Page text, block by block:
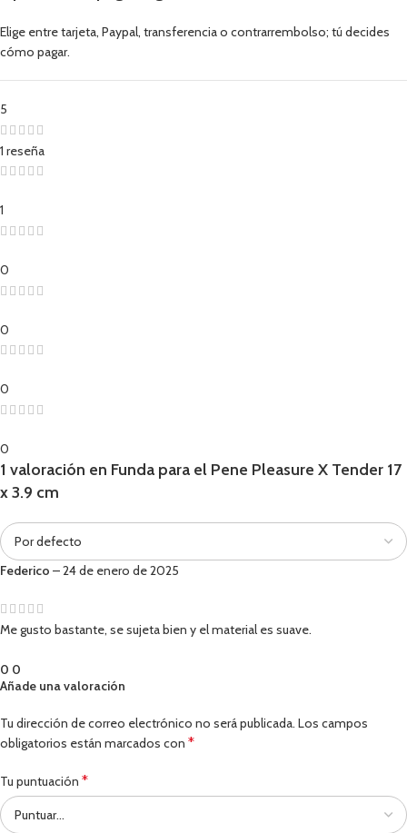
Elige entre tarjeta, Paypal, transferencia o contrarrembolso; tú decides
cómo pagar.
5
1 reseña
1
0
0
0
0
1 valoración en Funda para el Pene Pleasure X Tender 17
x 3.9 cm
Federico –24 de enero de 2025
Me gusto bastante, se sujeta bien y el material es suave.
0 0
Añade una valoración
Tu dirección de correo electrónico no será publicada. Los campos
obligatorios están marcados con *
Tu puntuación *